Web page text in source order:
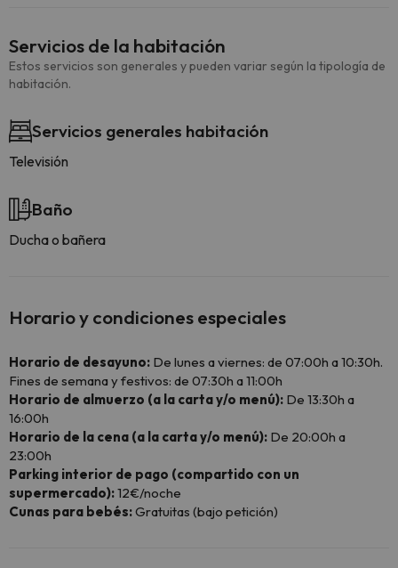
Servicios de la habitación
Estos servicios son generales y pueden variar según la tipología de
habitación.
Servicios generales habitación
Televisión
Baño
Ducha o bañera
Horario y condiciones especiales
Horario de desayuno: De lunes a viernes: de 07:00h a 10:30h.
Fines de semana y festivos: de 07:30h a 11:00h
Horario de almuerzo (a la carta y/o menú): De 13:30h a
16:00h
Horario de la cena (a la carta y/o menú): De 20:00h a
23:00h
Parking interior de pago (compartido con un
supermercado):12€/noche
Cunas para bebés:Gratuitas (bajo petición)